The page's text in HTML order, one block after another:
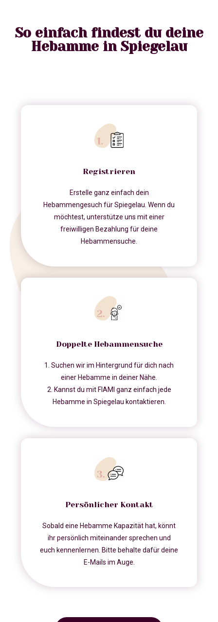
So einfach findest du deine
Hebamme in Spiegelau
Registrieren
Erstelle ganz einfach dein
Hebammengesuch für Spiegelau. Wenn du
möchtest, unterstütze uns mit einer
freiwilligen Bezahlung für deine
Hebammensuche.
Doppelte Hebammensuche
1. Suchen wir im Hintergrund für dich nach
einer Hebamme in deiner Nähe.
2. Kannst du mit FIAMI ganz einfach jede
Hebamme in Spiegelau kontaktieren.
Persönlicher Kontakt
Sobald eine Hebamme Kapazität hat, könnt
ihr persönlich miteinander sprechen und
euch kennenlernen. Bitte behalte dafür deine
E-Mails im Auge.